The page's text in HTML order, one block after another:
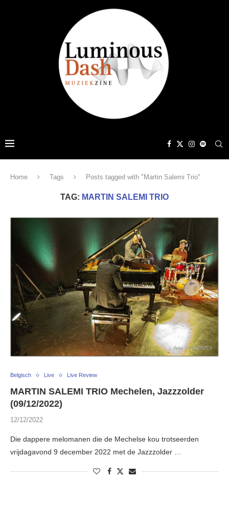
Home Tags Posts tagged with "Martin Salemi Trio"
TAG: MARTIN SALEMI TRIO
Belgisch Live Live Review
MARTIN SALEMI TRIO Mechelen, Jazzzolder
(09/12/2022)
12/12/2022
Die dappere melomanen die de Mechelse kou trotseerden
vrijdagavond 9 december 2022 met de Jazzzolder …